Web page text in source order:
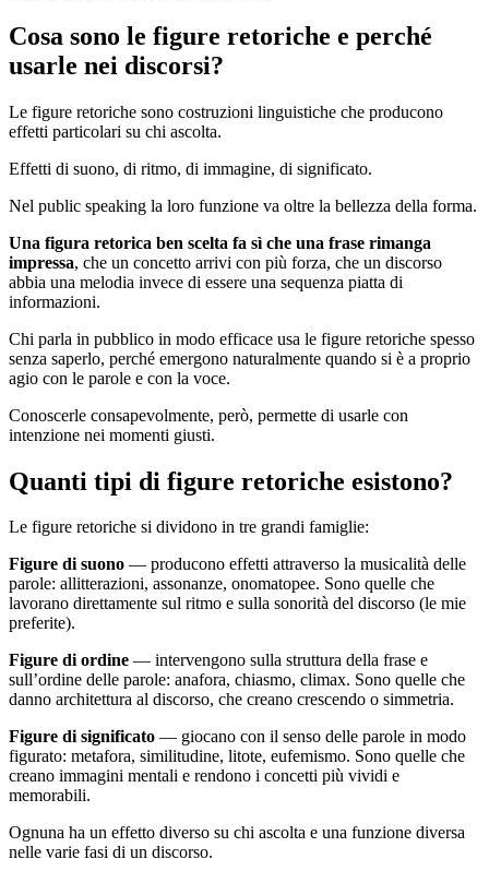
Cosa sono le figure retoriche e perché
usarle nei discorsi?
Le figure retoriche sono costruzioni linguistiche che producono
effetti particolari su chi ascolta.
Effetti di suono, di ritmo, di immagine, di significato.
Nel public speaking la loro funzione va oltre la bellezza della forma.
Una figura retorica ben scelta fa sì che una frase rimanga
impressa, che un concetto arrivi con più forza, che un discorso
abbia una melodia invece di essere una sequenza piatta di
informazioni.
Chi parla in pubblico in modo efficace usa le figure retoriche spesso
senza saperlo, perché emergono naturalmente quando si è a proprio
agio con le parole e con la voce.
Conoscerle consapevolmente, però, permette di usarle con
intenzione nei momenti giusti.
Quanti tipi di figure retoriche esistono?
Le figure retoriche si dividono in tre grandi famiglie:
Figure di suono — producono effetti attraverso la musicalità delle
parole: allitterazioni, assonanze, onomatopee. Sono quelle che
lavorano direttamente sul ritmo e sulla sonorità del discorso (le mie
preferite).
Figure di ordine — intervengono sulla struttura della frase e
sull’ordine delle parole: anafora, chiasmo, climax. Sono quelle che
danno architettura al discorso, che creano crescendo o simmetria.
Figure di significato — giocano con il senso delle parole in modo
figurato: metafora, similitudine, litote, eufemismo. Sono quelle che
creano immagini mentali e rendono i concetti più vividi e
memorabili.
Ognuna ha un effetto diverso su chi ascolta e una funzione diversa
nelle varie fasi di un discorso.